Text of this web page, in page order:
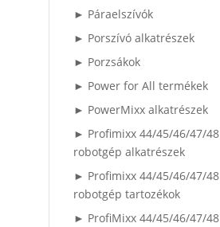
► Páraelszívók
► Porszívó alkatrészek
► Porzsákok
► Power for All termékek
► PowerMixx alkatrészek
► Profimixx 44/45/46/47/48
robotgép alkatrészek
► Profimixx 44/45/46/47/48
robotgép tartozékok
► ProfiMixx 44/45/46/47/48